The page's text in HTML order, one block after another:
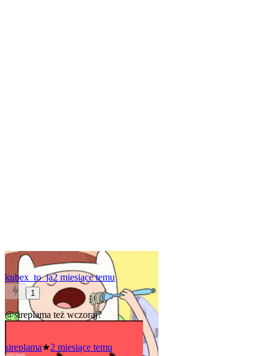
kubex_to_ja2 miesiące temu
1
@sireplama też wczoraj?
sireplama★2 miesiące temu